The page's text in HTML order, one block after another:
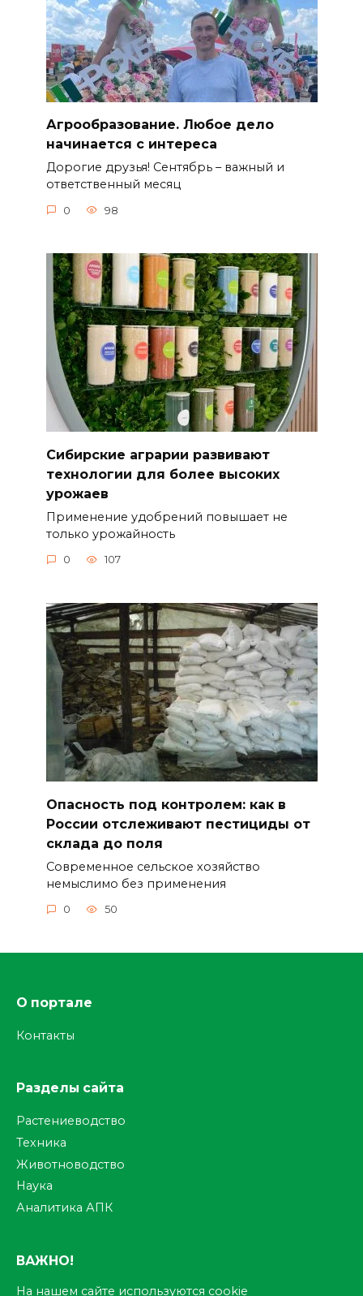
Агрообразование. Любое дело
начинается с интереса
Дорогие друзья! Сентябрь – важный и
ответственный месяц
0 98
Сибирские аграрии развивают
технологии для более высоких
урожаев
Применение удобрений повышает не
только урожайность
0 107
Опасность под контролем: как в
России отслеживают пестициды от
склада до поля
Современное сельское хозяйство
немыслимо без применения
0 50
О портале
Контакты
Разделы сайта
Растениеводство
Техника
Животноводство
Наука
Аналитика АПК
ВАЖНО!
На нашем сайте используются cookie